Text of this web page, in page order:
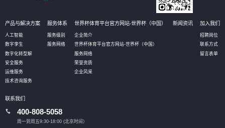
产品与解决方案
人工智能
数字孪生
数字化转型解
安全服务
运维服务
技术咨询服务
服务体系
服务级别
服务网络
世界杯体育平台官方网站-世界杯（中国）
企业简介
世界杯体育平台官方网站-世界杯（中国）
服务网络
荣誉资质
企业风采
新闻资讯 加入我们
招聘岗位
联系方式
留言表单
联系我们
400-808-5058
周一到周五9:30-18:00 (北京时间）